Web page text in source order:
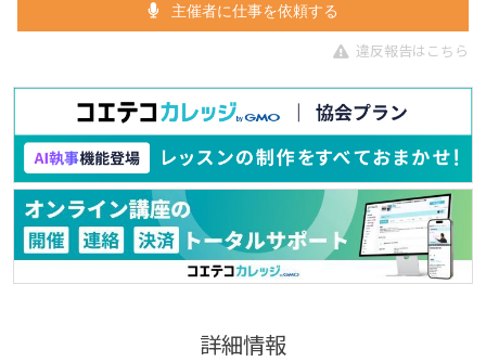
主催者に仕事を依頼する
違反報告はこちら
詳細情報